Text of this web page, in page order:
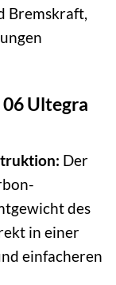
Bremskraft,
06 Ultegra
Der
des
in einer
einfacheren